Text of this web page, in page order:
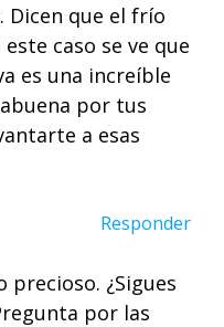
Dicen que el frío
caso se ve que
es una increíble
por tus
a esas
Responder
precioso. ¿Sigues
por las